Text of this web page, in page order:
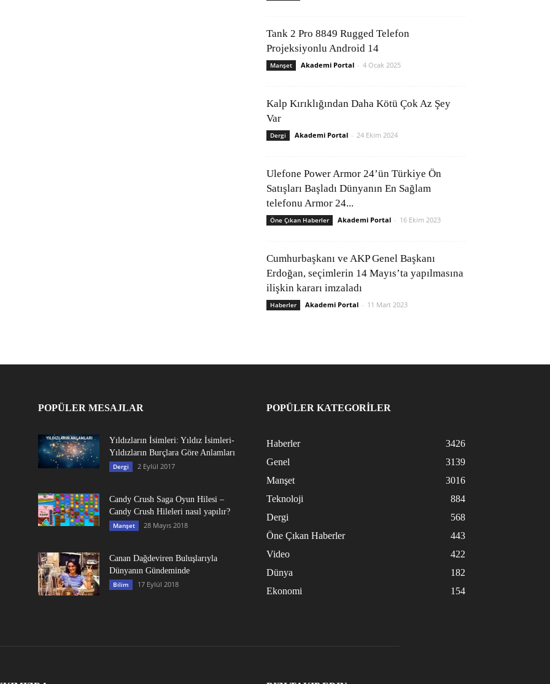
Tank 2 Pro 8849 Rugged Telefon
Projeksiyonlu Android 14
Manşet Akademi Portal - 4 Ocak 2025
Kalp Kırıklığından Daha Kötü Çok Az Şey
Var
Dergi Akademi Portal - 24 Ekim 2024
Ulefone Power Armor 24’ün Türkiye Ön
Satışları Başladı Dünyanın En Sağlam
telefonu Armor 24...
Öne Çıkan Haberler Akademi Portal - 16 Ekim 2023
Cumhurbaşkanı ve AKP Genel Başkanı
Erdoğan, seçimlerin 14 Mayıs’ta yapılmasına
ilişkin kararı imzaladı
Haberler Akademi Portal - 11 Mart 2023
POPÜLER MESAJLAR
Yıldızların İsimleri: Yıldız İsimleri-
Yıldızların Burçlara Göre Anlamları
Dergi 2 Eylül 2017
Candy Crush Saga Oyun Hilesi –
Candy Crush Hileleri nasıl yapılır?
Manşet 28 Mayıs 2018
Canan Dağdeviren Buluşlarıyla
Dünyanın Gündeminde
Bilim 17 Eylül 2018
POPÜLER KATEGORİLER
Haberler
3426
Genel
3139
Manşet
3016
Teknoloji
884
Dergi
568
Öne Çıkan Haberler
443
Video
422
Dünya
182
Ekonomi
154